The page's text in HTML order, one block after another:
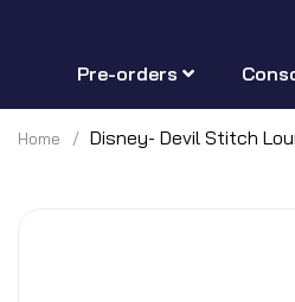
Pre-orders
Home Disney- Devil Stitch